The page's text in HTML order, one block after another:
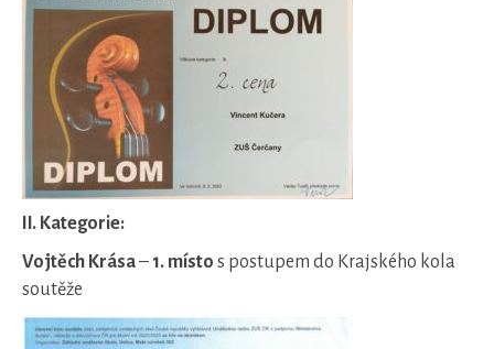
II. Kategorie:
Vojtěch Krása– 1. místo s postupem do Krajského kola
soutěže